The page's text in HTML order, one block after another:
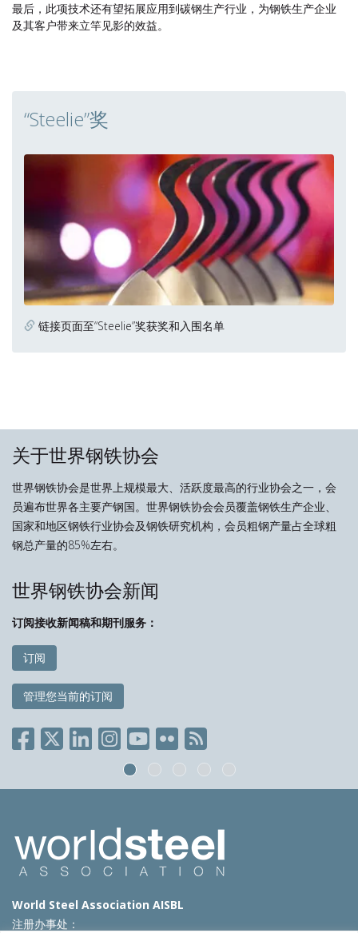
最后，此项技术还有望拓展应用到碳钢生产行业，为钢铁生产企业
及其客户带来立竿见影的效益。
“Steelie”奖
链接页面至“Steelie”奖获奖和入围名单
关于世界钢铁协会
世界钢铁协会是世界上规模最大、活跃度最高的行业协会之一，会
员遍布世界各主要产钢国。世界钢铁协会会员覆盖钢铁生产企业、
国家和地区钢铁行业协会及钢铁研究机构，会员粗钢产量占全球粗
钢总产量的85%左右。
世界钢铁协会新闻
订阅接收新闻稿和期刊服务：
订阅
管理您当前的订阅
World Steel Association AISBL
注册办事处：